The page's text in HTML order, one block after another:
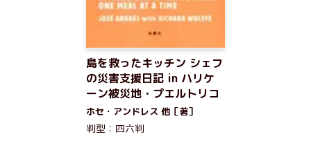
島を救ったキッチン シェフ
の災害支援日記 in ハリケ
ーン被災地・プエルトリコ
ホセ・アンドレス 他［著］
判型：四六判